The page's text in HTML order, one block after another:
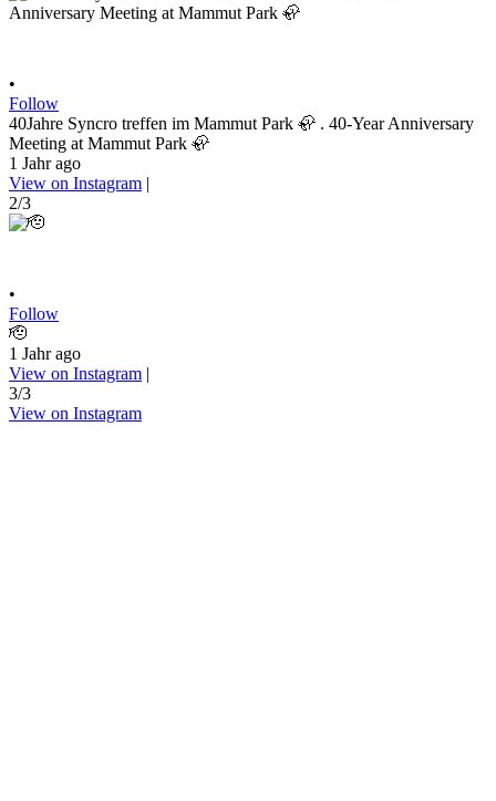
•
Follow
40Jahre Syncro treffen im Mammut Park 🦣 . 40-Year Anniversary
Meeting at Mammut Park 🦣
1 Jahr ago
View on Instagram |
2/3
•
Follow
🫡
1 Jahr ago
View on Instagram |
3/3
View on Instagram